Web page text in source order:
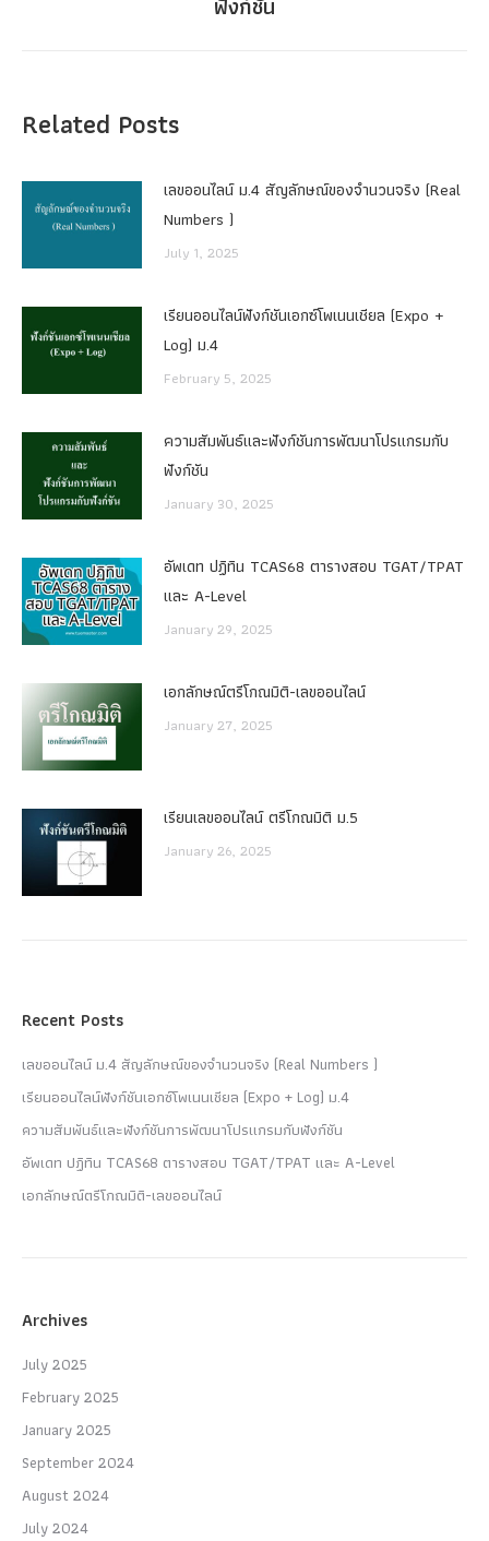
post:
Related Posts
เลขออนไลน์ ม.4 สัญลักษณ์ของจำนวนจริง (Real
Numbers )
July 1, 2025
เรียนออนไลน์ฟังก์ชันเอกซ์โพเนนเชียล (Expo +
Log) ม.4
February 5, 2025
ความสัมพันธ์และฟังก์ชันการพัฒนาโปรแกรมกับ
ฟังก์ชัน
January 30, 2025
อัพเดท ปฏิทิน TCAS68 ตารางสอบ TGAT/TPAT
และ A-Level
January 29, 2025
เอกลักษณ์ตรีโกณมิติ-เลขออนไลน์
January 27, 2025
เรียนเลขออนไลน์ ตรีโกณมิติ ม.5
January 26, 2025
Recent Posts
เลขออนไลน์ ม.4 สัญลักษณ์ของจำนวนจริง (Real Numbers )
เรียนออนไลน์ฟังก์ชันเอกซ์โพเนนเชียล (Expo + Log) ม.4
ความสัมพันธ์และฟังก์ชันการพัฒนาโปรแกรมกับฟังก์ชัน
อัพเดท ปฏิทิน TCAS68 ตารางสอบ TGAT/TPAT และ A-Level
เอกลักษณ์ตรีโกณมิติ-เลขออนไลน์
Archives
July 2025
February 2025
January 2025
September 2024
August 2024
July 2024